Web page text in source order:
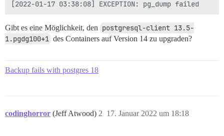
Gibt es eine Möglichkeit, den postgresql-client 13.5-
1.pgdg100+1 des Containers auf Version 14 zu upgraden?
Backup fails with postgres 18
codinghorror (Jeff Atwood) 17. Januar 2022 um 18:18
2